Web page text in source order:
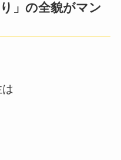
」の全貌がマン